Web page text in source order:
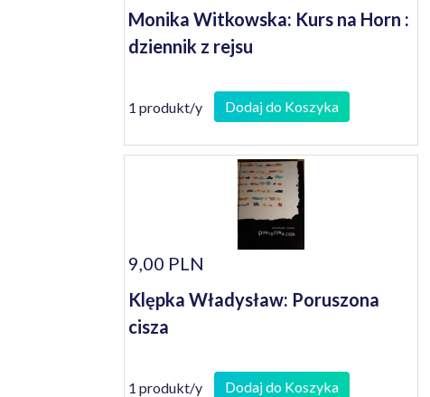
Monika Witkowska: Kurs na Horn :
dziennik z rejsu
1 produkt/y Dodaj do Koszyka
9,00 PLN
Klępka Władysław: Poruszona
cisza
1 produkt/y Dodaj do Koszyka